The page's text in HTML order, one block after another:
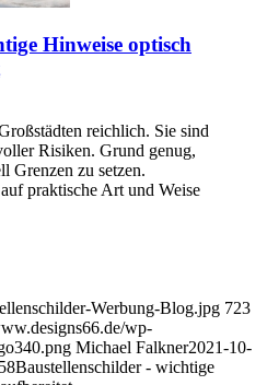
Hinweise optisch
reichlich. Sie sind
Risiken. Grund genug,
Grenzen zu setzen.
praktische Art und Weise
Werbung-Blog.jpg 723
wp-
Michael Falkner2021-10-
Baustellenschilder - wichtige